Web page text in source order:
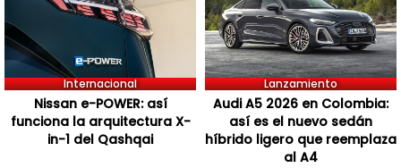
Internacional
Nissan e-POWER: así
funciona la arquitectura X-
in-1 del Qashqai
Lanzamiento
Audi A5 2026 en Colombia:
así es el nuevo sedán
híbrido ligero que reemplaza
al A4